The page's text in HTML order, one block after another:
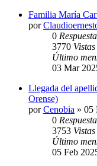
Familia María
por
0
3770 Vistas
Último
03 Mar
Llegada del
Orense)
porCenobia » 05
0
3753 Vistas
Último
05 Feb